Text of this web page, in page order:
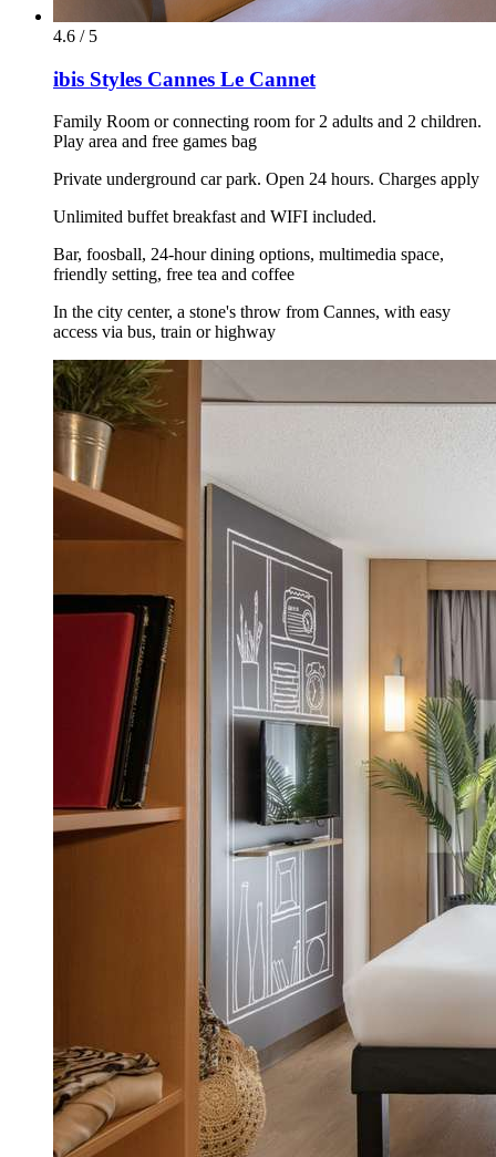
4.6 / 5
ibis Styles Cannes Le Cannet
Family Room or connecting room for 2 adults and 2 children.
Play area and free games bag
Private underground car park. Open 24 hours. Charges apply
Unlimited buffet breakfast and WIFI included.
Bar, foosball, 24-hour dining options, multimedia space,
friendly setting, free tea and coffee
In the city center, a stone's throw from Cannes, with easy
access via bus, train or highway